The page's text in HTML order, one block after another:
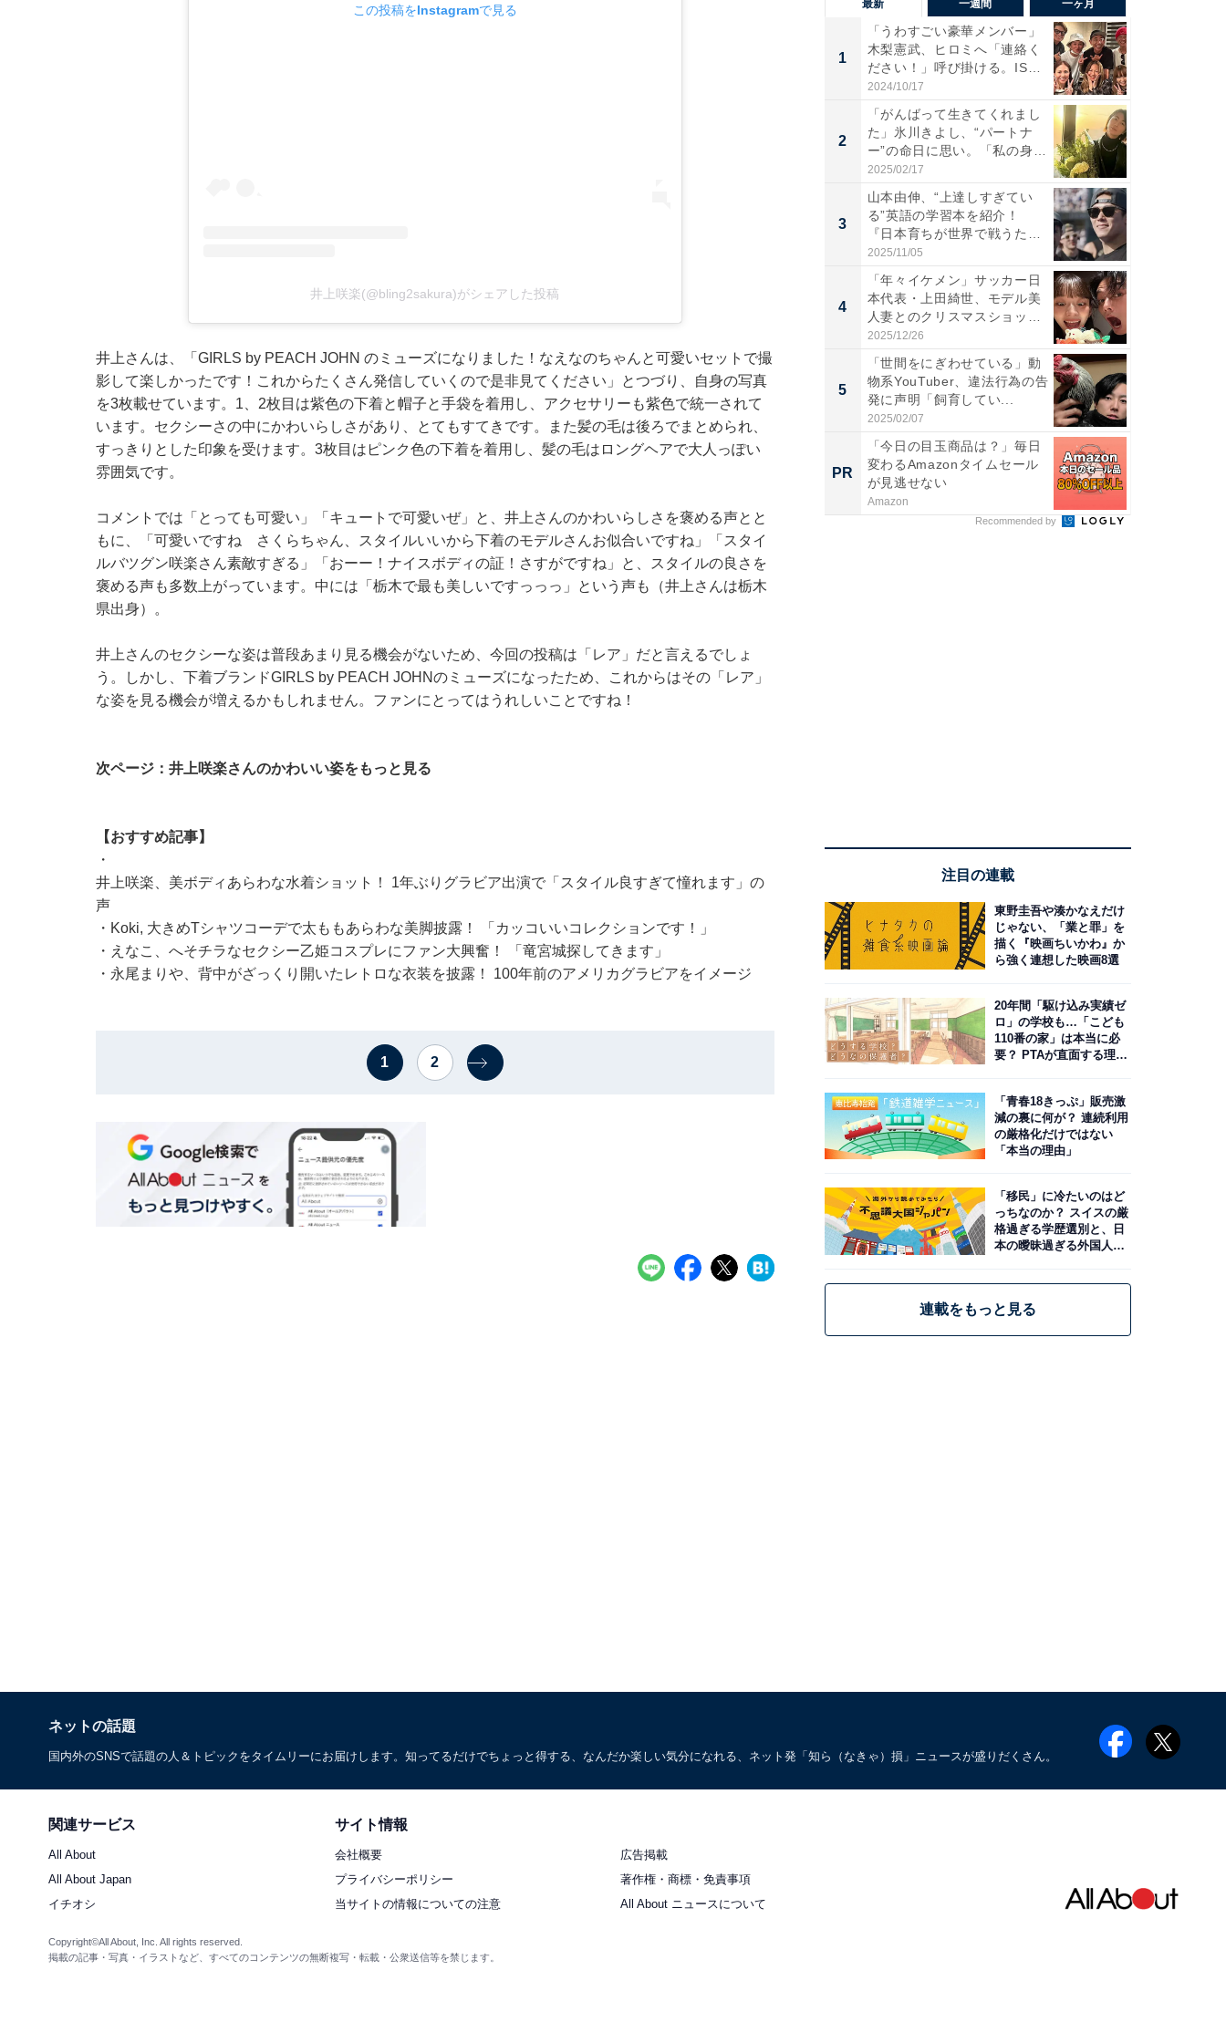
この投稿をInstagramで見る
井上咲楽(@bling2sakura)がシェアした投稿
井上さんは、「GIRLS by PEACH JOHN のミューズになりました！なえなのちゃんと可愛いセットで撮
影して楽しかったです！これからたくさん発信していくので是非見てください」とつづり、自身の写真
を3枚載せています。1、2枚目は紫色の下着と帽子と手袋を着用し、アクセサリーも紫色で統一されて
います。セクシーさの中にかわいらしさがあり、とてもすてきです。また髪の毛は後ろでまとめられ、
すっきりとした印象を受けます。3枚目はピンク色の下着を着用し、髪の毛はロングヘアで大人っぽい
雰囲気です。
コメントでは「とっても可愛い」「キュートで可愛いぜ」と、井上さんのかわいらしさを褒める声とと
もに、「可愛いですね さくらちゃん、スタイルいいから下着のモデルさんお似合いですね」「スタイ
ルバツグン咲楽さん素敵すぎる」「おーー！ナイスボディの証！さすがですね」と、スタイルの良さを
褒める声も多数上がっています。中には「栃木で最も美しいですっっっ」という声も（井上さんは栃木
県出身）。
井上さんのセクシーな姿は普段あまり見る機会がないため、今回の投稿は「レア」だと言えるでしょ
う。しかし、下着ブランドGIRLS by PEACH JOHNのミューズになったため、これからはその「レア」
な姿を見る機会が増えるかもしれません。ファンにとってはうれしいことですね！
次ページ：井上咲楽さんのかわいい姿をもっと見る
【おすすめ記事】
・
井上咲楽、美ボディあらわな水着ショット！ 1年ぶりグラビア出演で「スタイル良すぎて憧れます」の
声
・ Koki, 大きめTシャツコーデで太ももあらわな美脚披露！ 「カッコいいコレクションです！」
・ えなこ、へそチラなセクシー乙姫コスプレにファン大興奮！ 「竜宮城探してきます」
・ 永尾まりや、背中がざっくり開いたレトロな衣装を披露！ 100年前のアメリカグラビアをイメージ
1 2
最新 一週間 一ヶ月
1
「うわすごい豪華メンバー」
木梨憲武、ヒロミへ「連絡く
ださい！」呼び掛ける。IS
S...
2024/10/17
2
「がんばって生きてくれまし
た」氷川きよし、“パートナ
ー”の命日に思い。「私の身
体...
2025/02/17
3
山本由伸、“上達しすぎてい
る”英語の学習本を紹介！
『日本育ちが世界で戦うため
の...
2025/11/05
4
「年々イケメン」サッカー日
本代表・上田綺世、モデル美
人妻とのクリスマスショット
に...
2025/12/26
5
「世間をにぎわせている」動
物系YouTuber、違法行為の告
発に声明「飼育してい...
2025/02/07
PR
「今日の目玉商品は？」毎日
変わるAmazonタイムセール
が見逃せない
Amazon
Recommended by
注目の連載
東野圭吾や湊かなえだけ
じゃない、「業と罪」を
描く『映画ちいかわ』か
ら強く連想した映画8選
20年間「駆け込み実績ゼ
ロ」の学校も…「こども
110番の家」は本当に必
要？ PTAが直面する理想
「青春18きっぷ」販売激
減の裏に何が？ 連続利用
の厳格化だけではない
「本当の理由」
「移民」に冷たいのはど
っちなのか？ スイスの厳
格過ぎる学歴選別と、日
本の曖昧過ぎる外国人政
連載をもっと見る
ネットの話題
国内外のSNSで話題の人＆トピックをタイムリーにお届けします。知ってるだけでちょっと得する、なんだか楽しい気分になれる、ネット発「知ら（なきゃ）損」ニュースが盛りだくさん。
関連サービス
All About
All About Japan
イチオシ
サイト情報
会社概要
広告掲載
プライバシーポリシー
著作権・商標・免責事項
当サイトの情報についての注意
All About ニュースについて
Copyright©All About, Inc. All rights reserved.
掲載の記事・写真・イラストなど、すべてのコンテンツの無断複写・転載・公衆送信等を禁じます。